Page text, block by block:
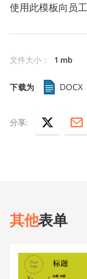
使用此模板向员
文件大小 ： 1 mb
下载为 DOCX
分享:
其他表单